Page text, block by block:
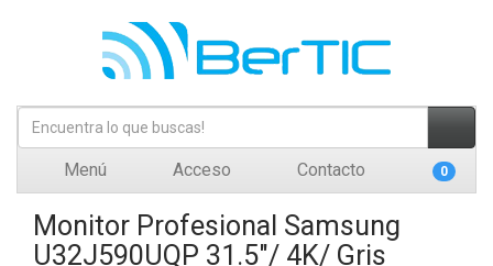
Menú Acceso Contacto 0
Monitor Profesional Samsung
U32J590UQP 31.5"/ 4K/ Gris